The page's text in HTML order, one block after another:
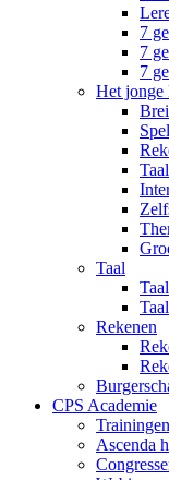
7
7
7
Het jonge
Spel
Taal
Taal
Rekenen
CPS Academie
Trainingen
Ascenda